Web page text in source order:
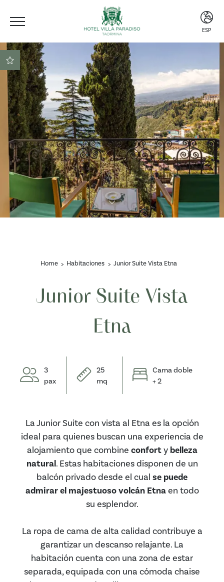
ESP
Ubicación céntrica
Beach club incluido
Reserva segura al mejor
precio
Home Habitaciones Junior Suite Vista Etna
Junior Suite Vista
Etna
3
pax
25
mq
Cama doble
+ 2
La Junior Suite con vista al Etna es la opción
ideal para quienes buscan una experiencia de
alojamiento que combine conforty belleza
natural. Estas habitaciones disponen de un
balcón privado desde el cual se puede
admirar el majestuoso volcán Etnaen todo
su esplendor.
La ropa de cama de alta calidad contribuye a
garantizar un descanso relajante. La
habitación cuenta con una zona de estar
separada, equipada con una cómoda chaise